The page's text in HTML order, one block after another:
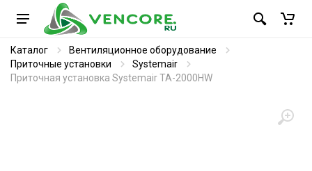
Каталог
Вентиляционное оборудование
Приточные установки
Systemair
Приточная установка Systemair TA-2000HW